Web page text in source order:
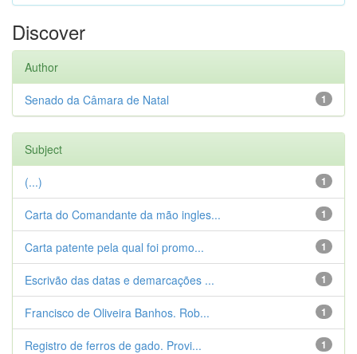
Discover
Author
1
Senado da Câmara de Natal
Subject
1
(...)
1
Carta do Comandante da mão ingles...
1
Carta patente pela qual foi promo...
1
Escrivão das datas e demarcações ...
1
Francisco de Oliveira Banhos. Rob...
1
Registro de ferros de gado. Provi...